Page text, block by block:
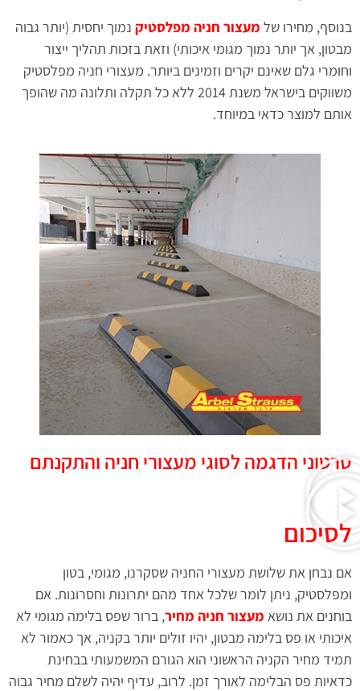
בנוסף, מחירו של מעצור חניה מפלסטיק נמוך יחסית (יותר גבוה
מבטון, אך יותר נמוך מגומי איכותי) וזאת בזכות תהליך ייצור
וחומרי גלם שאינם יקרים וזמינים ביותר. מעצורי חניה מפלסטיק
משווקים בישראל משנת 2014 ללא כל תקלה ותלונה מה שהופך
אותם למוצר כדאי במיוחד.
סרטוני הדגמה לסוגי מעצורי חניה והתקנתם
לסיכום
אם נבחן את שלושת מעצורי החניה שסקרנו, מגומי, בטון
ומפלסטיק, ניתן לומר שלכל אחד מהם יתרונות וחסרונות. אם
בוחנים את נושא מעצור חניה מחיר, ברור שפס בלימה מגומי לא
איכותי או פס בלימה מבטון, יהיו זולים יותר בקניה, אך כאמור לא
תמיד מחיר הקניה הראשוני הוא הגורם המשמעותי בבחינת
כדאיות פס הבלימה לאורך זמן. לרוב, עדיף יהיה לשלם מחיר גבוה